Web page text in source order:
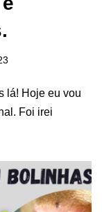
lá! Hoje eu vou
Foi irei